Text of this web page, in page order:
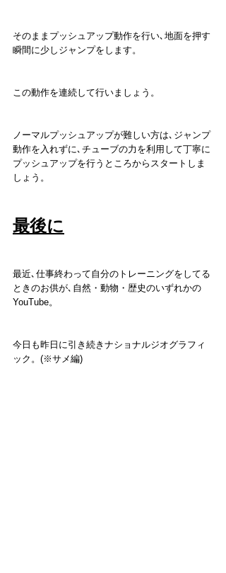
そのままプッシュアップ動作を行い､地面を押す
瞬間に少しジャンプをします。
この動作を連続して行いましょう。
ノーマルプッシュアップが難しい方は､ジャンプ
動作を入れずに､チューブの力を利用して丁寧に
プッシュアップを行うところからスタートしま
しょう。
最後に
最近､仕事終わって自分のトレーニングをしてる
ときのお供が､自然・動物・歴史のいずれかの
YouTube。
今日も昨日に引き続きナショナルジオグラフィ
ック。(※サメ編)